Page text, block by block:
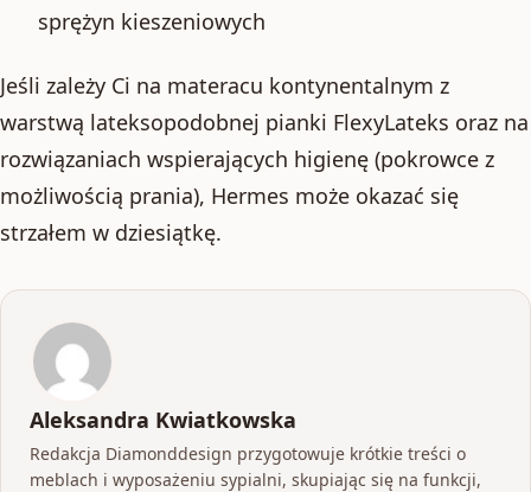
sprężyn kieszeniowych
Jeśli zależy Ci na materacu kontynentalnym z
warstwą lateksopodobnej pianki FlexyLateks oraz na
rozwiązaniach wspierających higienę (pokrowce z
możliwością prania), Hermes może okazać się
strzałem w dziesiątkę.
Aleksandra Kwiatkowska
Redakcja Diamonddesign przygotowuje krótkie treści o
meblach i wyposażeniu sypialni, skupiając się na funkcji,